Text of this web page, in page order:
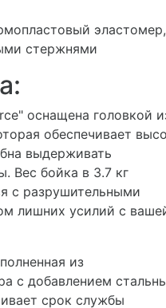
эластомер,
стержнями
оснащена головкой
обеспечивает
выдерживать
Вес бойка в 3.7 кг
с разрушительными
лишних усилий с
из
с добавлением
срок службы